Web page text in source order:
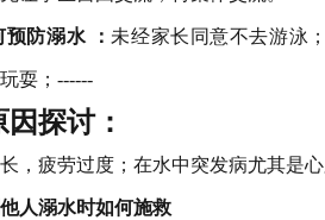
防溺水 ： 未经家长同意不去游泳
耍；------
探讨：
，疲劳过度；在水中突发病尤其是
人溺水时如何施救